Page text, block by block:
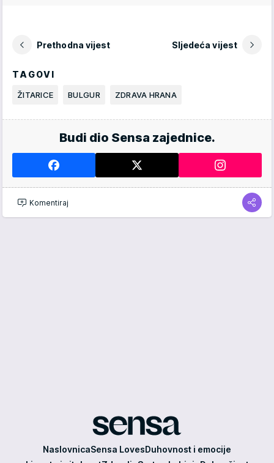
Prethodna vijest Sljedeća vijest
TAGOVI
ŽITARICE BULGUR ZDRAVA HRANA
Budi dio Sensa zajednice.
Komentiraj
NaslovnicaSensa LovesDuhovnost i emocije